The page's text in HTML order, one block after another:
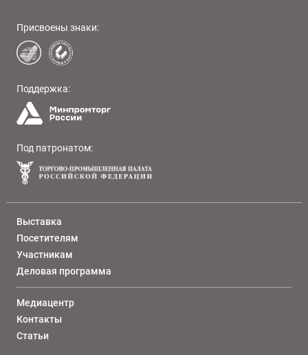
Присвоены знаки:
Поддержка:
Под патронатом:
Выставка
Посетителям
Участникам
Деловая программа
Медиацентр
Контакты
Статьи